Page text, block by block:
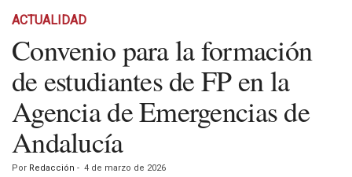
ACTUALIDAD
Convenio para la formación
de estudiantes de FP en la
Agencia de Emergencias de
Andalucía
Por Redacción - 4 de marzo de 2026